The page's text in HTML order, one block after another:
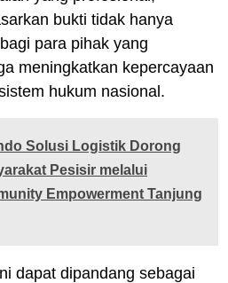
bukti tidak hanya
para pihak yang
meningkatkan kepercayaan
hukum nasional.
Solusi Logistik Dorong
Pesisir melalui
Empowerment Tanjung
dapat dipandang sebagai